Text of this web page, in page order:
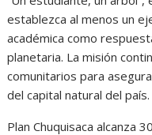
establezca al menos un
académica como
planetaria. La misión
comunitarios para
del capital natural del país.
Plan Chuquisaca alcanza